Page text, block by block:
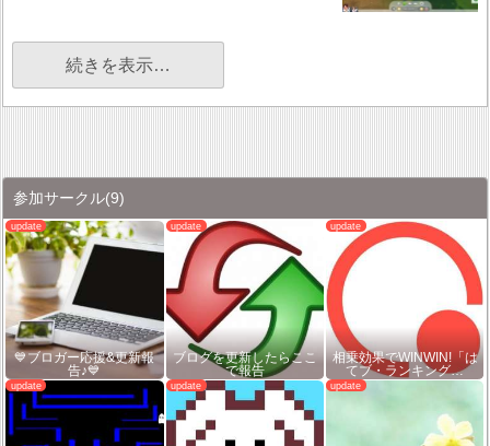
続きを表示…
参加サークル(9)
💙ブロガー応援&更新報
告♪💙
ブログを更新したらここ
で報告
相乗効果でWINWIN!「は
てブ・ランキング…